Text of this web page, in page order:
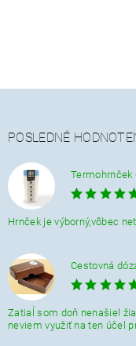
POSLEDNÉ
Termohrnček
Hrnček je výborný,vôbec
Cestovná
Zatiaĺ som doň nenašiel
neviem využiť na ten účel